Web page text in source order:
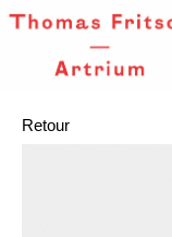
Retour